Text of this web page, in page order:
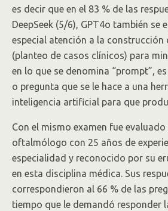
es decir que en el 83 % de las
DeepSeek (5/6), GPT4o también se
especial atención a la construcción
(planteo de casos clínicos) para
en lo que se denomina “prompt”,
o pregunta que se le hace a una
inteligencia artificial para que
Con el mismo examen fue
oftalmólogo con 25 años de
especialidad y reconocido por su
en esta disciplina médica. Sus
correspondieron al 66 % de las
tiempo que le demandó responder